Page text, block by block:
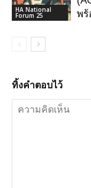
HA National
Forum 25
พร้
ทิ้งคำตอบไว้